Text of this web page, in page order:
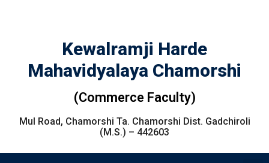
Kewalramji Harde
Mahavidyalaya Chamorshi
(Commerce Faculty)
Mul Road, Chamorshi Ta. Chamorshi Dist. Gadchiroli
(M.S.) – 442603